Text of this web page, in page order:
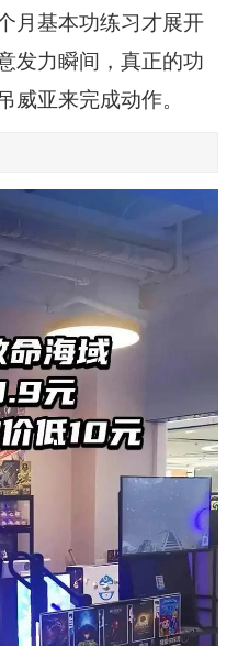
月基本功练习才展开
发力瞬间，真正的功
亚来完成动作。